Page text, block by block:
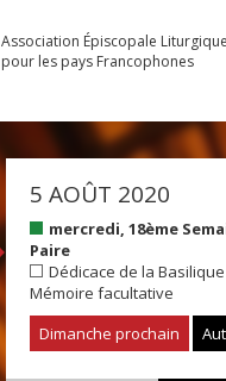
Association Épiscopale Liturgique
pour les pays Francophones
5 AOÛT 2020
mercredi, 18ème
Paire
Dédicace de la
Mémoire facultative
Dimanche prochain